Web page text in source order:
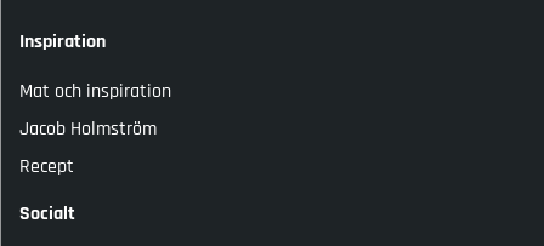
Inspiration
Mat och inspiration
Jacob Holmström
Recept
Socialt